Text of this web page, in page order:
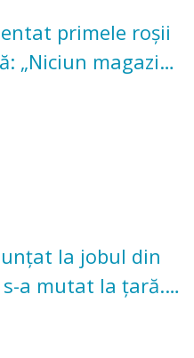
primele roșii
„Niciun magazin
satisfacție”
la jobul din
a mutat la țară.
în grădina